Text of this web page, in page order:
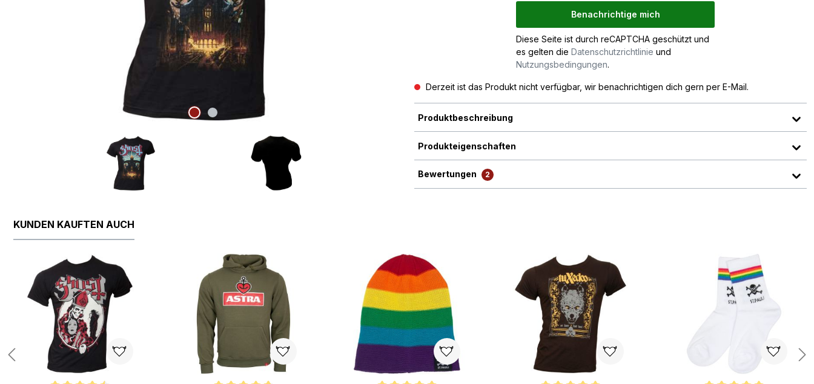
Benachrichtige mich
Diese Seite ist durch reCAPTCHA geschützt und
es gelten die Datenschutzrichtlinie und
Nutzungsbedingungen.
Derzeit ist das Produkt nicht verfügbar, wir benachrichtigen dich gern per E-Mail.
Produktbeschreibung
Produkteigenschaften
Bewertungen 2
KUNDEN KAUFTEN AUCH